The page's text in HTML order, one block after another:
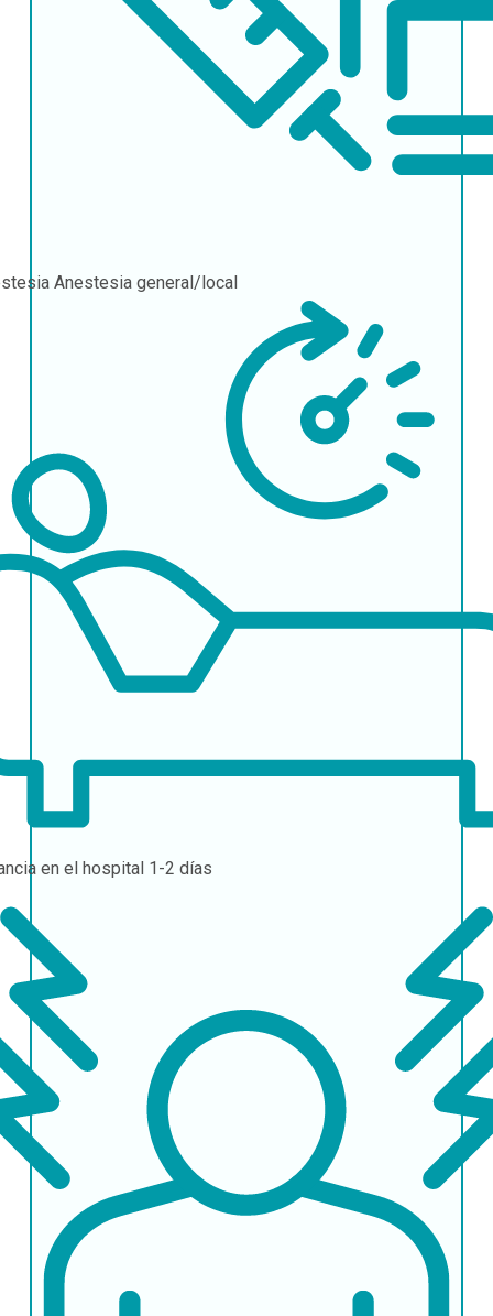
Anestesia general/local
en el hospital 1-2 días